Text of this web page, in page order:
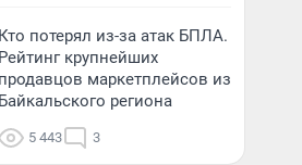
Кто потерял из-за атак БПЛА.
Рейтинг крупнейших
продавцов маркетплейсов из
Байкальского региона
5 443 3